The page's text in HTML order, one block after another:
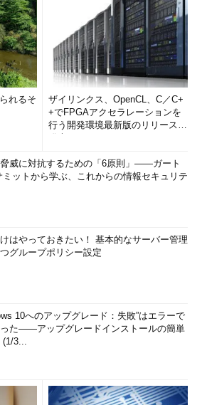
れるそ
ザイリンクス、OpenCL、C／C+
+でFPGAアクセラレーションを
行う開発環境最新版のリリースを
威に対抗するための「6原則」――ガート
ミットから学ぶ、これからの情報セキュリテ
はやっておきたい！ 基本的なサーバー管理
グループポリシー設定
10へのアップグレード：失敗”はエラーで
た――アップグレードインストールの簡単
(1/3...